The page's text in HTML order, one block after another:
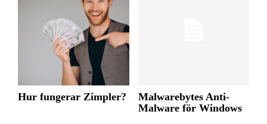
Hur fungerar Zimpler?
Malwarebytes Anti-
Malware för Windows